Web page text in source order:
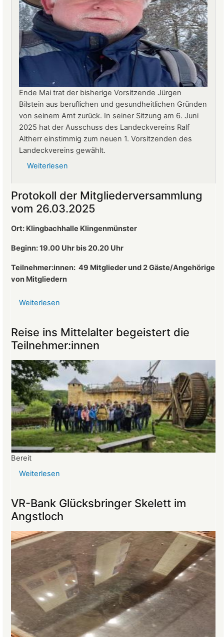
Ende Mai trat der bisherige Vorsitzende Jürgen
Bilstein aus beruflichen und gesundheitlichen Gründen
von seinem Amt zurück. In seiner Sitzung am 6. Juni
2025 hat der Ausschuss des Landeckvereins Ralf
Altherr einstimmig zum neuen 1. Vorsitzenden des
Landeckvereins gewählt.
Weiterlesen
ist
neuer
1.
Vorsitzender
des
Protokoll der Mitgliederversammlung
vom 26.03.2025
Ort: Klingbachhalle Klingenmünster
Beginn: 19.00 Uhr bis 20.20 Uhr
Teilnehmer:innen: 49 Mitglieder und 2 Gäste/Angehörige
von Mitgliedern
Weiterlesen
Mitgliederversammlung
vom
26.03.2025
Reise ins Mittelalter begeistert die
Teilnehmer:innen
Bereit
Weiterlesen
Mittelalter
begeistert
die
Teilnehmer:innen
VR-Bank Glücksbringer Skelett im
Angstloch